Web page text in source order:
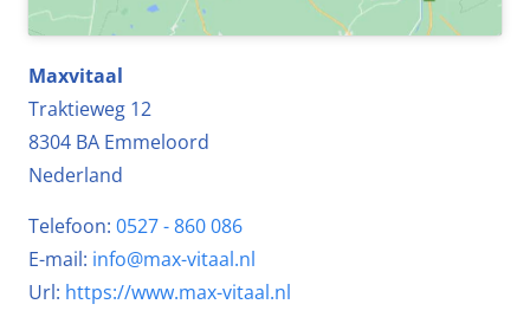
Maxvitaal
Traktieweg 12
8304 BA Emmeloord
Nederland
Telefoon: 0527 - 860 086
E-mail: info@max-vitaal.nl
Url: https://www.max-vitaal.nl